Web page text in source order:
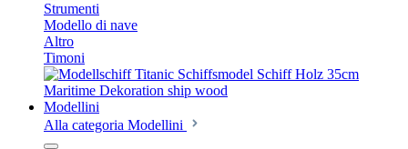
Strumenti
Modello di nave
Altro
Timoni
Modellini
Alla categoria Modellini